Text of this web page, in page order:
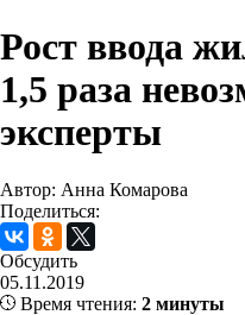
Рост ввода
1,5 раза
эксперты
Автор: Анна Комарова
Поделиться:
Обсудить
05.11.2019
Время чтения: 2 минуты